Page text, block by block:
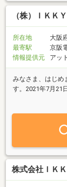
おうちのご売却は
ご提案いたしま
（株）ＩＫＫ
所在地
大阪
最寄駅
京阪
情報提供元
アッ
みなさま、はじめ
す。2021年7月21
めました。真心
株式会社ＩＫ